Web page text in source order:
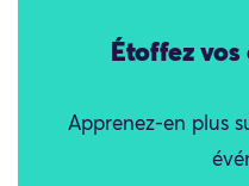
Étoffez vos
Apprenez-en plus